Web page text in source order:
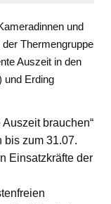
und
Thermengruppe
Auszeit in den
und Erding
brauchen“
bis zum 31.07.
Einsatzkräfte der